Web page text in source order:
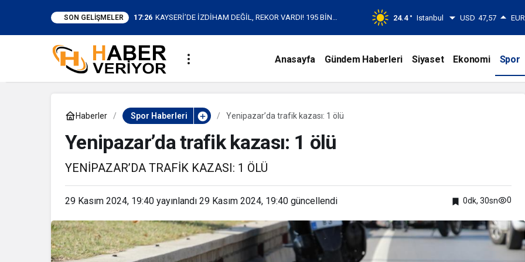
SON GELIŞMELER 17:26 KAYSERİ’DE İZDİHAM DEĞİL, REKOR VARDI! 195 BİN 24.4 ° Istanbul USD 47,57
Anasayfa Gündem Haberleri Siyaset Ekonomi Spor
Haberler Spor Haberleri Yenipazar’da trafik kazası: 1 ölü
Yenipazar’da trafik kazası: 1 ölü
YENİPAZAR’DA TRAFİK KAZASI: 1 ÖLÜ
29 Kasım 2024, 19:40 yayınlandı 29 Kasım 2024, 19:40 güncellendi 0dk, 30sn 0